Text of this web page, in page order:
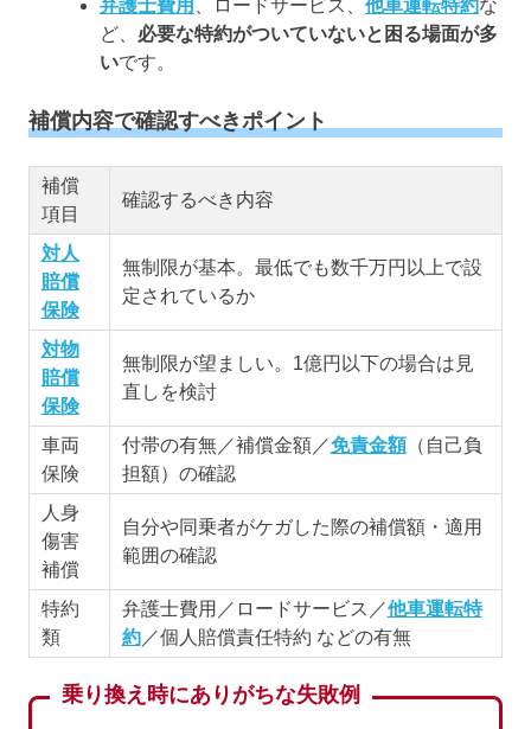
弁護士費用 、ロードサービス、 他車運転特約な
ど、 必要な特約がついていないと困る場面が多
いです。
補償内容で確認すべきポイント
補償
項目
確認するべき内容
対人
賠償
保険
無制限が基本。最低でも数千万円以上で設
定されているか
対物
賠償
保険
無制限が望ましい。1億円以下の場合は見
直しを検討
車両
保険
付帯の有無／補償金額／免責金額（自己負
担額）の確認
人身
傷害
補償
自分や同乗者がケガした際の補償額・適用
範囲の確認
特約
類
弁護士費用／ロードサービス／他車運転特
約／個人賠償責任特約 などの有無
乗り換え時にありがちな失敗例